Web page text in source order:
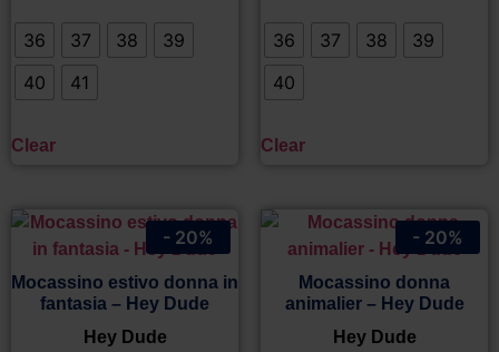
36 37 38
39
40
41
Clear
36 37 38
39
40
Clear
Mocassino estivo donna in
fantasia – Hey Dude
Hey Dude
- 20%
Mocassino donna
animalier – Hey Dude
Hey Dude
- 20%